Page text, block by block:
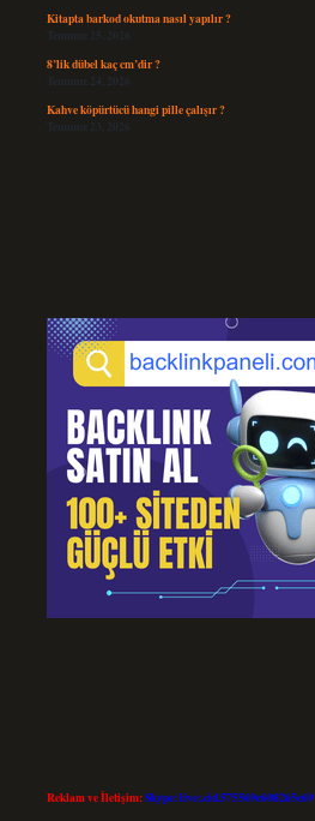
Kitapta barkod okutma nasıl yapılır ?
Temmuz 25, 2026
8’lik dübel kaç cm’dir ?
Temmuz 24, 2026
Kahve köpürtücü hangi pille çalışır ?
Temmuz 23, 2026
Reklam ve İletişim:Skype: live:.cid.575569c608265c69